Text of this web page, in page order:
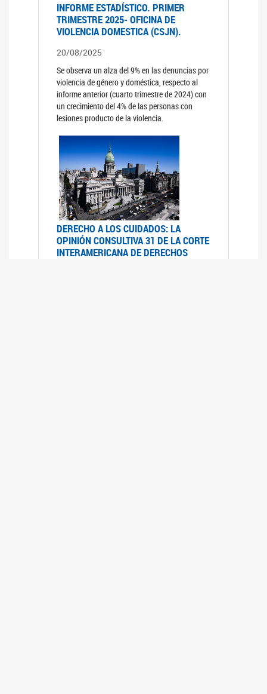
INFORME ESTADÍSTICO. PRIMER
TRIMESTRE 2025- OFICINA DE
VIOLENCIA DOMESTICA (CSJN).
20/08/2025
Se observa un alza del 9% en las denuncias por
violencia de género y doméstica, respecto al
informe anterior (cuarto trimestre de 2024) con
un crecimiento del 4% de las personas con
lesiones producto de la violencia.
DERECHO A LOS CUIDADOS: LA
OPINIÓN CONSULTIVA 31 DE LA CORTE
INTERAMERICANA DE DERECHOS